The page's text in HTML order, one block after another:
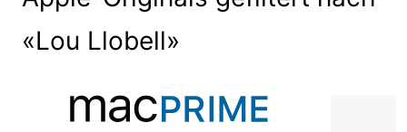
«Lou Llobell»